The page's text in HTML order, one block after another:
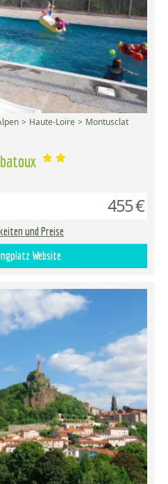
Haute-Loire
Montusclat
455 €
und Preise
Website